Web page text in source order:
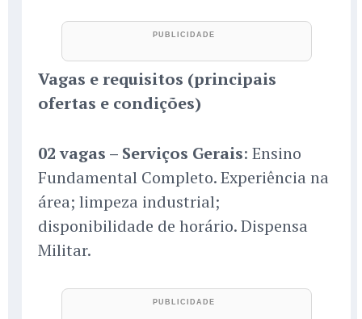
Vagas e requisitos (principais
ofertas e condições)
02 vagas – Serviços Gerais: Ensino
Fundamental Completo. Experiência na
área; limpeza industrial;
disponibilidade de horário. Dispensa
Militar.